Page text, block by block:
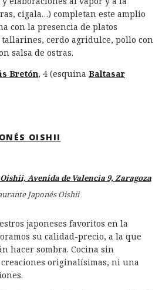
cigala…) completan este amplio
con la presencia de platos
cerdo agridulce, pollo con
salsa de ostras.
Bretón, 4 (esquina Baltasar
OISHII
Japonés Oishii
japoneses favoritos en la
su calidad-precio, a la que
hacer sombra. Cocina sin
originalísimas, ni una